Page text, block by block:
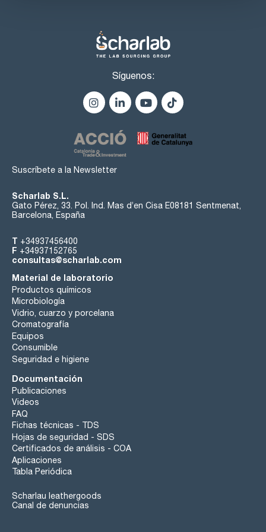
Síguenos:
Suscríbete a la Newsletter
Scharlab S.L.
Gato Pérez, 33. Pol. Ind. Mas d’en Cisa E08181 Sentmenat,
Barcelona, España
T +34937456400
F +34937152765
consultas@scharlab.com
Material de laboratorio
Productos químicos
Microbiología
Vidrio, cuarzo y porcelana
Cromatografía
Equipos
Consumible
Seguridad e higiene
Documentación
Publicaciones
Videos
FAQ
Fichas técnicas - TDS
Hojas de seguridad - SDS
Certificados de análisis - COA
Aplicaciones
Tabla Periódica
Scharlau leathergoods
Canal de denuncias